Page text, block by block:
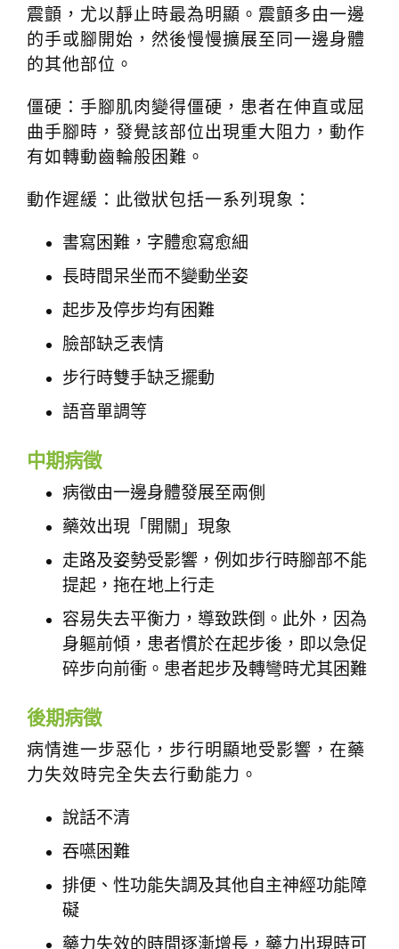
震顫，尤以靜止時最為明顯。震顫多由一邊
的手或腳開始，然後慢慢擴展至同一邊身體
的其他部位。
僵硬：手腳肌肉變得僵硬，患者在伸直或屈
曲手腳時，發覺該部位出現重大阻力，動作
有如轉動齒輪般困難。
動作遲緩：此徵狀包括一系列現象：
書寫困難，字體愈寫愈細
長時間呆坐而不變動坐姿
起步及停步均有困難
臉部缺乏表情
步行時雙手缺乏擺動
語音單調等
中期病徵
病徵由一邊身體發展至兩側
藥效出現「開關」現象
走路及姿勢受影響，例如步行時腳部不能
提起，拖在地上行走
容易失去平衡力，導致跌倒。此外，因為
身軀前傾，患者慣於在起步後，即以急促
碎步向前衝。患者起步及轉彎時尤其困難
後期病徵
病情進一步惡化，步行明顯地受影響，在藥
力失效時完全失去行動能力。
說話不清
吞嚥困難
排便、性功能失調及其他自主神經功能障
礙
藥力失效的時間逐漸增長，藥力出現時可